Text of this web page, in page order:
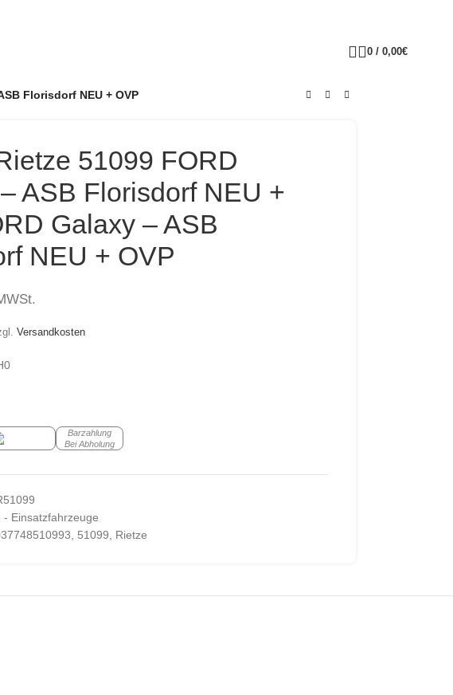
0 / 0,00€
Florisdorf NEU + OVP
51099 FORD
ASB Florisdorf NEU +
Galaxy – ASB
NEU + OVP
Versandkosten
Barzahlung
Bei Abholung
- Einsatzfahrzeuge
51099 Rietze